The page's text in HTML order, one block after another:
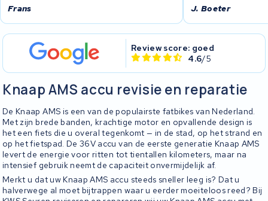
Frans
J. Boeter
Review score: goed
4.6/5
Knaap AMS accu revisie en reparatie
De Knaap AMS is een van de populairste fatbikes van Nederland.
Met zijn brede banden, krachtige motor en opvallende design is
het een fiets die u overal tegenkomt — in de stad, op het strand en
op het fietspad. De 36V accu van de eerste generatie Knaap AMS
levert de energie voor ritten tot tientallen kilometers, maar na
intensief gebruik neemt de capaciteit onvermijdelijk af.
Merkt u dat uw Knaap AMS accu steeds sneller leeg is? Dat u
halverwege al moet bijtrappen waar u eerder moeiteloos reed? Bij